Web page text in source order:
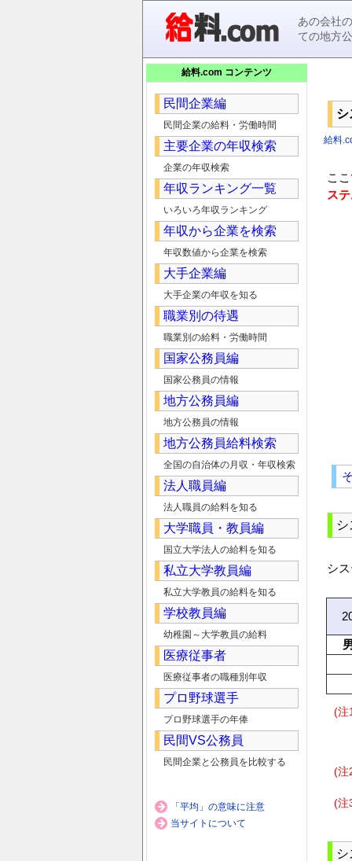
あの会社
ての地方
シ
給料
こ
ス
シ
(注
(注
(注
給料.com コンテンツ
民間企業編
民間企業の給料・労働時間
主要企業の年収検索
企業の年収検索
年収ランキング一覧
いろいろ年収ランキング
年収から企業を検索
年収数値から企業を検索
大手企業編
大手企業の年収を知る
職業別の待遇
職業別の給料・労働時間
国家公務員編
国家公務員の情報
地方公務員編
地方公務員の情報
地方公務員給料検索
全国の自治体の月収・年収検索
法人職員編
法人職員の給料を知る
大学職員・教員編
国立大学法人の給料を知る
私立大学教員編
私立大学教員の給料を知る
学校教員編
幼稚園～大学教員の給料
医療従事者
医療従事者の職種別年収
プロ野球選手
プロ野球選手の年俸
民間VS公務員
民間企業と公務員を比較する
「平均」の意味に注意
当サイトについて